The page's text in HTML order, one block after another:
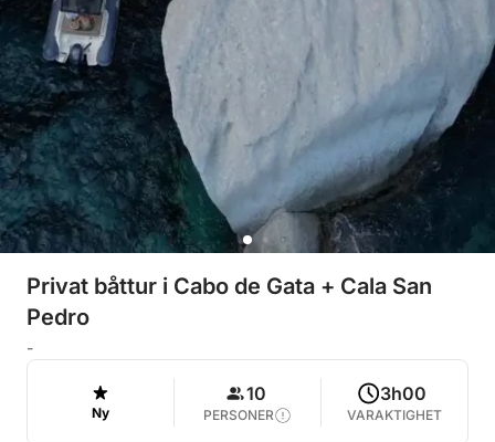
Privat båttur i Cabo de Gata + Cala San
Pedro
-
Ny
10
PERSONER
3h00
VARAKTIGHET